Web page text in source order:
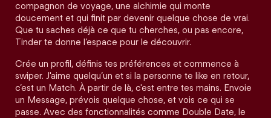
compagnon de voyage, une alchimie qui monte
doucement et qui finit par devenir quelque chose de vrai.
Que tu saches déjà ce que tu cherches, ou pas encore,
Tinder te donne l’espace pour le découvrir.
Crée un profil, définis tes préférences et commence à
swiper. J'aime quelqu’un et si la personne te like en retour,
c’est un Match. À partir de là, c'est entre tes mains. Envoie
un Message, prévois quelque chose, et vois ce qui se
passe. Avec des fonctionnalités comme Double Date, le